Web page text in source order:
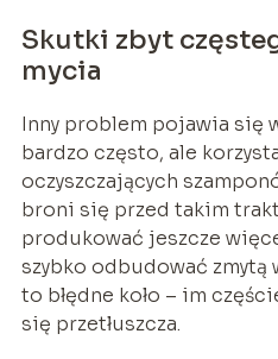
Skutki zbyt
mycia
Inny problem pojawia się
bardzo często, ale
oczyszczających
broni się przed takim
produkować jeszcze
szybko odbudować zmytą
to błędne koło – im
się przetłuszcza.